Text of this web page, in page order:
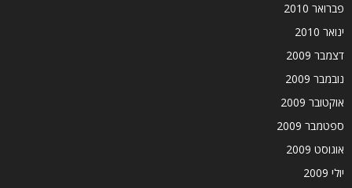
פברואר 2010
ינואר 2010
דצמבר 2009
נובמבר 2009
אוקטובר 2009
ספטמבר 2009
אוגוסט 2009
יולי 2009